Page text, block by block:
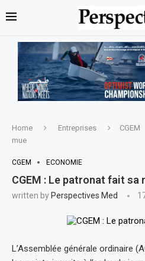
Home Entreprises CGEM
mue
CGEM ECONOMIE
CGEM : Le patronat fait sa
written by Perspectives Med
L’Assemblée générale ordinaire